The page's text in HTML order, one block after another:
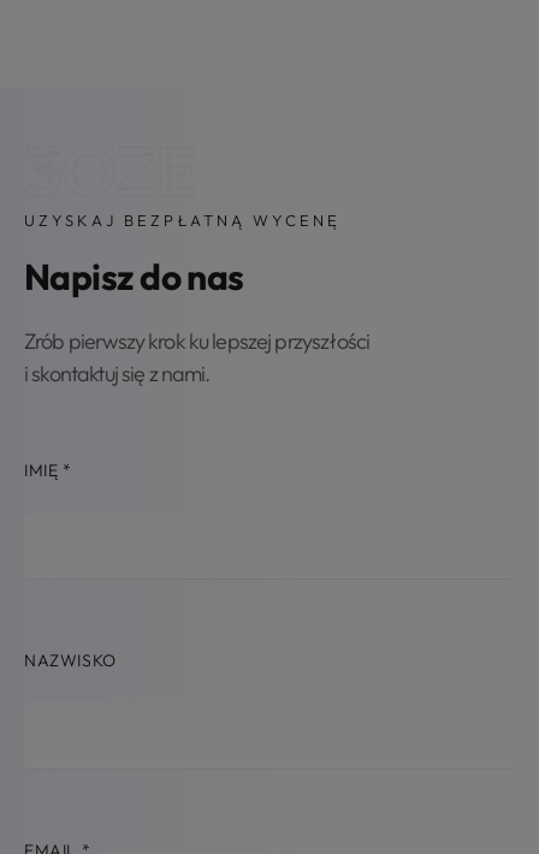
UZYSKAJ BEZPŁATNĄ WYCENĘ
Napisz do nas
Zrób pierwszy krok ku lepszej przyszłości
i skontaktuj się z nami.
IMIĘ *
NAZWISKO